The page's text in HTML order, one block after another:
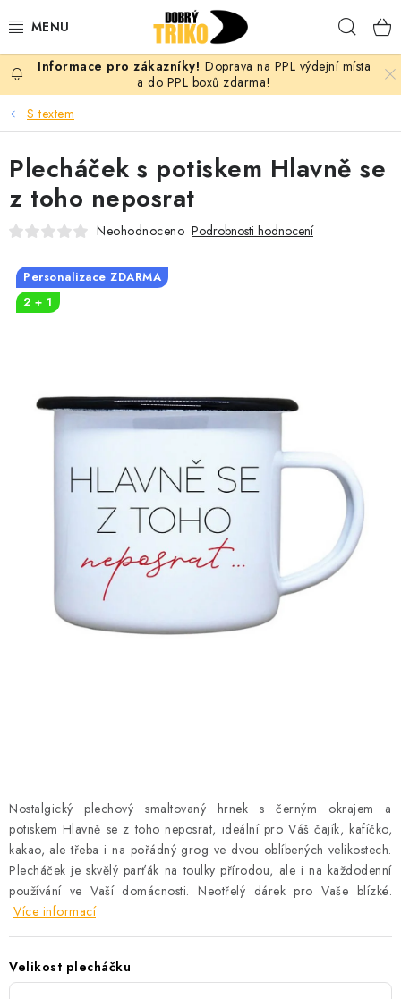
na
PRO ŽENY
PRO MUŽE
PRO DĚTI
PRO PÁRY
VLASTNÍ MOTIV
MIKINY
PROVIZNÍ SYSTÉM
Doprava na PPL výdejní místa
a do PPL boxů zdarma!
S textem
Nostalgický plechový smaltovaný hrnek s černým okrajem a
potiskem Hlavně se z toho neposrat, ideální pro Váš čajík, kafíčko,
kakao, ale třeba i na pořádný grog ve dvou oblíbených velikostech.
Plecháček je skvělý parťák na toulky přírodou, ale i na každodenní
používání ve Vaší domácnosti. Neotřelý dárek pro Vaše blízké.
Více informací
Velikost plecháčku
Plecháček s potiskem Hlavně se
z toho neposrat
Neohodnoceno Podrobnosti hodnocení
Personalizace ZDARMA
2 + 1